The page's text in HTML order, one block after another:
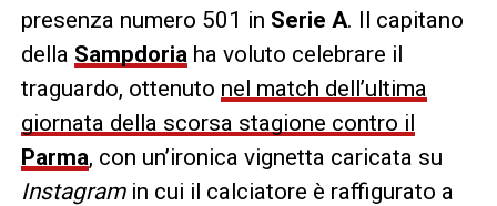
presenza numero 501 in Serie A. Il capitano
della Sampdoriaha voluto celebrare il
traguardo, ottenuto nel match dell’ultima
giornata della scorsa stagione contro il
Parma, con un’ironica vignetta caricata su
Instagramin cui il calciatore è raffigurato a